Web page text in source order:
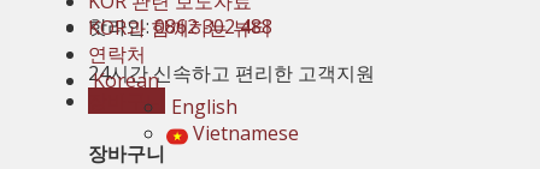
핫라인:0862 302 488
24시간 신속하고 편리한 고객지원
장바구니
장바구니
KOR과 함께하는 뷰티
연락처
Korean
English
Vietnamese